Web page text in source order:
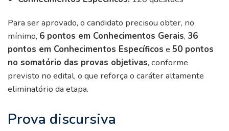
Para ser aprovado, o candidato precisou obter, no
mínimo, 6 pontos em Conhecimentos Gerais, 36
pontos em Conhecimentos Específicos e 50 pontos
no somatório das provas objetivas, conforme
previsto no edital, o que reforça o caráter altamente
eliminatório da etapa.
Prova discursiva